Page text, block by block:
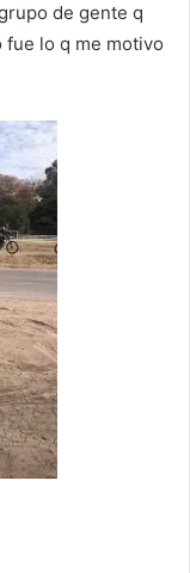
de gente q
fue lo q me motivo